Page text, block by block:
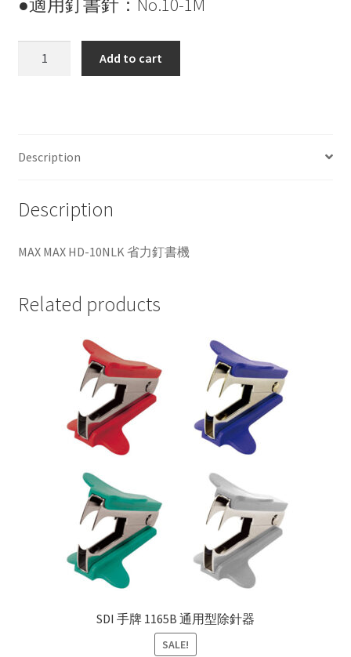
●適用釘書針：No.10-1M
機
Add to cart
Description
Description
MAX MAX HD-10NLK 省力釘書機
Related products
SDI 手牌 1165B 通用型除針器
SALE!